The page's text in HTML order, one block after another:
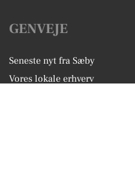
GENVEJE
Seneste nyt fra Sæby
Vores lokale erhverv